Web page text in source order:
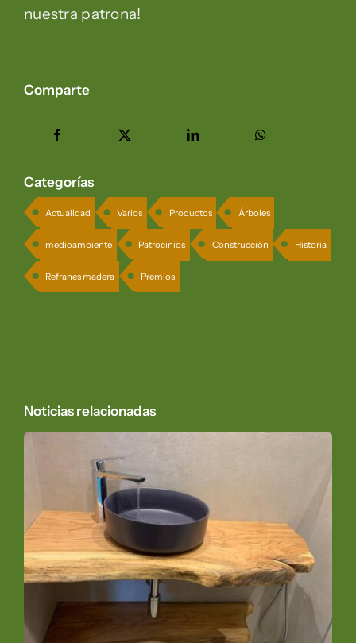
nuestra patrona!
Comparte
Categorías
Actualidad Varios Productos Árboles
medioambiente Patrocinios Construcción Historia
Refranes madera Premios
Noticias relacionadas